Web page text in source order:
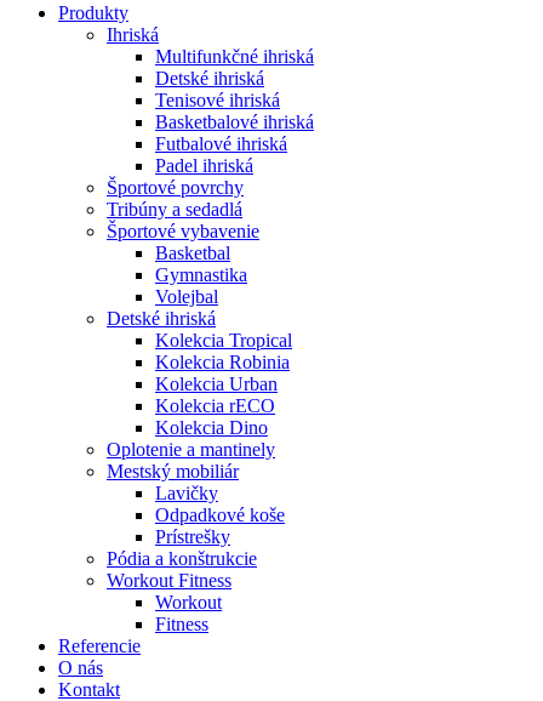
Produkty
Ihriská
Multifunkčné ihriská
Detské ihriská
Tenisové ihriská
Basketbalové ihriská
Futbalové ihriská
Padel ihriská
Športové povrchy
Tribúny a sedadlá
Športové vybavenie
Basketbal
Gymnastika
Volejbal
Detské ihriská
Kolekcia Tropical
Kolekcia Robinia
Kolekcia Urban
Kolekcia rECO
Kolekcia Dino
Oplotenie a mantinely
Mestský mobiliár
Lavičky
Odpadkové koše
Prístrešky
Pódia a konštrukcie
Workout Fitness
Workout
Fitness
Referencie
O nás
Kontakt